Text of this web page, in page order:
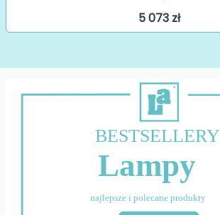
5 073 zł
BESTSELLERY
Lampy
najlepsze i polecane produkty